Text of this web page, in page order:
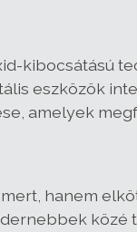
kibocsátású
eszközök
amelyek
hanem
közé